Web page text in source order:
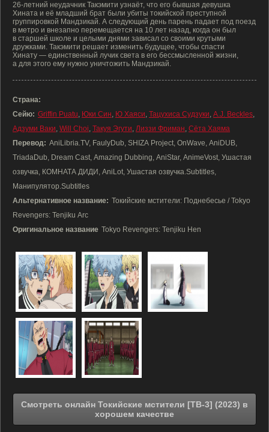
26-летний неудачник Такэмити узнаёт, что его бывшая девушка
Хината и её младший брат были убиты токийской преступной
группировкой Мандзикай. А следующий день парень падает под поезд
в метро и внезапно перемещается на 10 лет назад, когда он был
в старшей школе и целыми днями зависал со своими крутыми
дружками. Такэмити решает изменить будущее, чтобы спасти
Хинату — единственный лучик света в его бессмысленной жизни,
а для этого ему нужно уничтожить Мандзикай.
Страна:
Сейю: Griffin Puatu, Юки Син, Ю Хаяси, Тацухиса Судзуки, A.J. Beckles,
Адзуми Ваки, Will Choi, Такуя Эгути, Лиззи Фриман, Сёта Хаяма
Перевод: AniLibria.TV, FaulyDub, SHIZA Project, OnWave, AniDUB,
TriadaDub, Dream Cast, Amazing Dubbing, AniStar, AnimeVost, Ушастая
озвучка, КОМНАТА ДИДИ, AniLot, Ушастая озвучка.Subtitles,
Манипулятор.Subtitles
Альтернативное название: Токийские мстители: Поднебесье / Tokyo
Revengers: Tenjiku Arc
Оригинальное название Tokyo Revengers: Tenjiku Hen
Смотреть онлайн Токийские мстители [ТВ-3] (2023) в
хорошем качестве